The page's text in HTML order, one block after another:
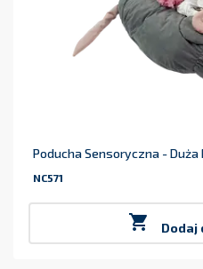
Poducha Sensoryczna -
NC571
 Dodaj